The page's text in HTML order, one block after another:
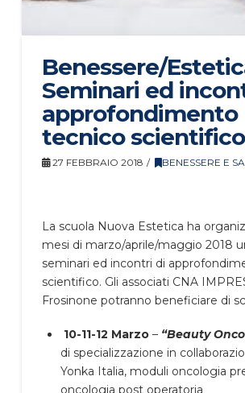
Benessere/
Seminari ed
approfondimento
tecnico scientifico
27 FEBBRAIO 2018 BENESSERE E
La scuola Nuova Estetica ha
mesi di marzo/aprile/maggio 2018
seminari ed incontri di
scientifico. Gli associati CNA
Frosinone potranno beneficiare di
10-11-12 Marzo – “Beauty
di specializzazione in
Yonka Italia, moduli oncologia
oncologia post operatoria